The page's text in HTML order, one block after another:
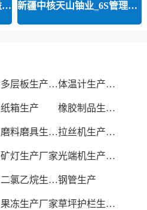
长沙威胜集团有限公司精益运营 新疆中核天山铀业_6S管理和精益管
多层板生产厂家 体温计生产厂家
纸箱生产 橡胶制品生产厂
磨料磨具生产厂家 拉丝机生产厂家
矿灯生产厂家 光端机生产厂家
二氯乙烷生产厂家钢管生产
果冻生产厂家 草坪护栏生产厂家